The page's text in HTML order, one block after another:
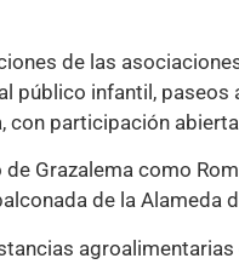
de las
público infantil, paseos
participación
Grazalema como
de la Alameda